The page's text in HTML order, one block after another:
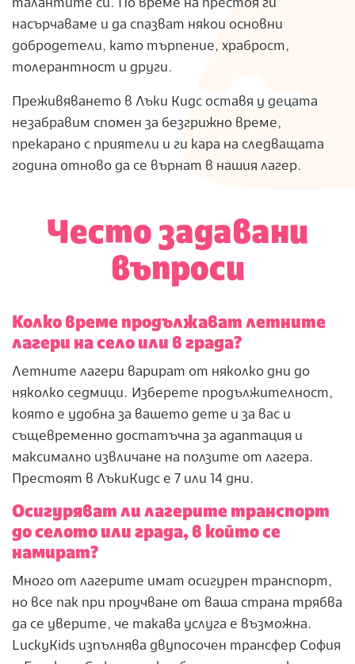
талантите си. По време на престоя ги
насърчаваме и да спазват някои основни
добродетели, като търпение, храброст,
толерантност и други.
Преживяването в Лъки Кидс оставя у децата
незабравим спомен за безгрижно време,
прекарано с приятели и ги кара на следващата
година отново да се върнат в нашия лагер.
Често задавани
въпроси
Колко време продължават летните
лагери на село или в града?
Летните лагери варират от няколко дни до
няколко седмици. Изберете продължителност,
която е удобна за вашето дете и за вас и
същевременно достатъчна за адаптация и
максимално извличане на ползите от лагера.
Престоят в ЛъкиКидс е 7 или 14 дни.
Осигуряват ли лагерите транспорт
до селото или града, в който се
намират?
Много от лагерите имат осигурен транспорт,
но все пак при проучване от ваша страна трябва
да се уверите, че такава услуга е възможна.
LuckyKids изпълнява двупосочен трансфер София